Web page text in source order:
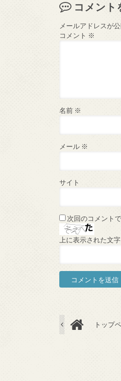
コメント
メールアドレスが
コメント ※
名前 ※
メール ※
サイト
次回のコメント
上に表示された文
トップ